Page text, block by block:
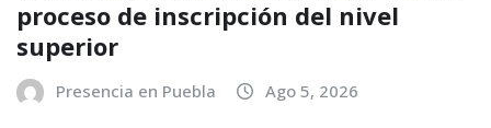
proceso de inscripción del nivel
superior
Presencia en Puebla Ago 5, 2026